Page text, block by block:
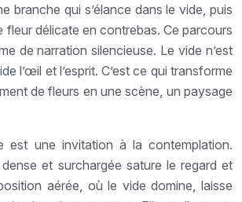
branche qui s’élance dans le vide, puis
fleur délicate en contrebas. Ce parcours
de narration silencieuse. Le vide n’est
l’œil et l’esprit. C’est ce qui transforme
de fleurs en une scène, un paysage
est une invitation à la contemplation.
et surchargée sature le regard et
aérée, où le vide domine, laisse